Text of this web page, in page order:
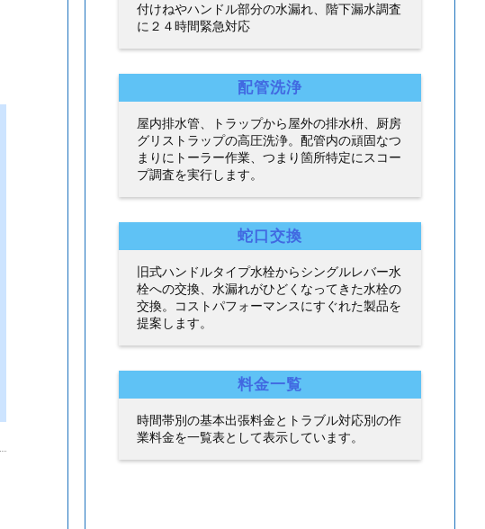
付けねやハンドル部分の水漏れ、階下漏水調査
に２４時間緊急対応
配管洗浄
屋内排水管、トラップから屋外の排水枡、厨房
グリストラップの高圧洗浄。配管内の頑固なつ
まりにトーラー作業、つまり箇所特定にスコー
プ調査を実行します。
蛇口交換
旧式ハンドルタイプ水栓からシングルレバー水
栓への交換、水漏れがひどくなってきた水栓の
交換。コストパフォーマンスにすぐれた製品を
提案します。
料金一覧
時間帯別の基本出張料金とトラブル対応別の作
業料金を一覧表として表示しています。